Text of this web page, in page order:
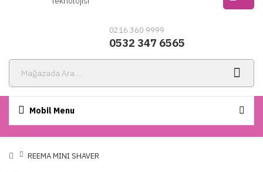
0216 360 9999
0532 347 6565
Mobil Menu
REEMA MINI SHAVER